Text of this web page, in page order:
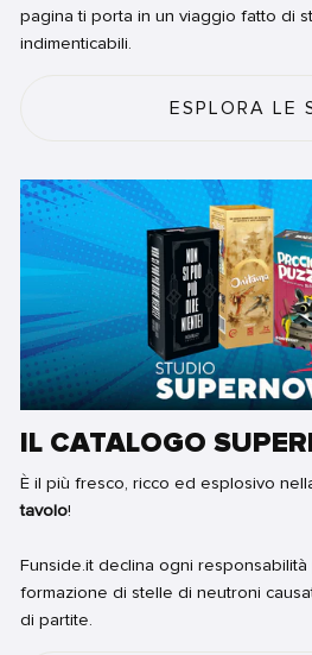
pagina ti porta in un viaggio fatto di
indimenticabili.
ESPLORA LE
IL CATALOGO
È il più fresco, ricco ed esplosivo
tavolo!
Funside.it declina ogni
formazione di stelle di neutroni
di partite.